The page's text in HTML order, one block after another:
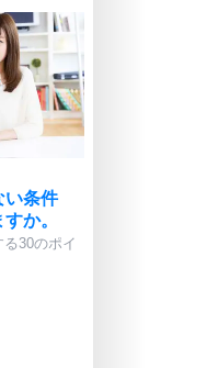
い条件
か。
30のポイ